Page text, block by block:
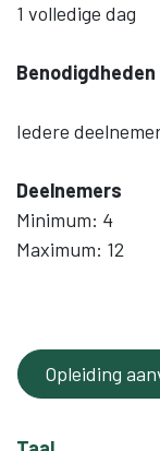
1 volledige dag
Benodigdheden
Iedere
Deelnemers
Minimum: 4
Maximum: 12
Opleiding